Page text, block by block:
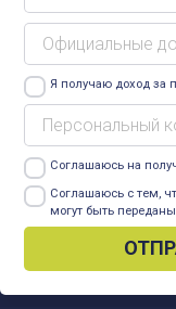
Я получаю доход за
Соглашаюсь на
Соглашаюсь с тем,
могут быть